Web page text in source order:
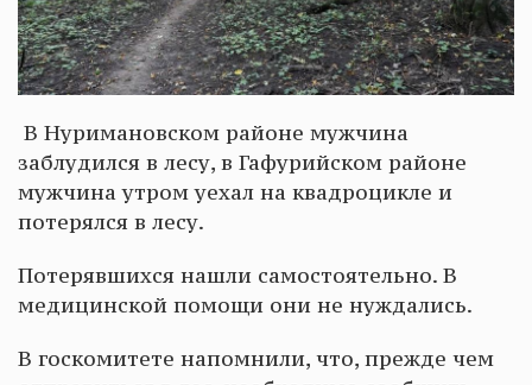
В Нуримановском районе мужчина
заблудился в лесу, в Гафурийском районе
мужчина утром уехал на квадроцикле и
потерялся в лесу.
Потерявшихся нашли самостоятельно. В
медицинской помощи они не нуждались.
В госкомитете напомнили, что, прежде чем